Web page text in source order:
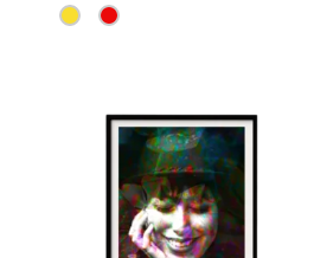
produit
Les
options
peuvent
être
choisies